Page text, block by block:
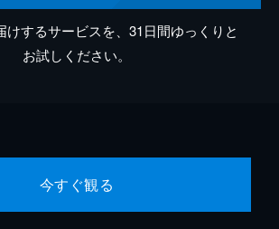
けするサービスを、31日間ゆっくりと
お試しください。
今すぐ観る